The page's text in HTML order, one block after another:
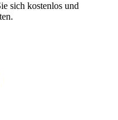
sich kostenlos und